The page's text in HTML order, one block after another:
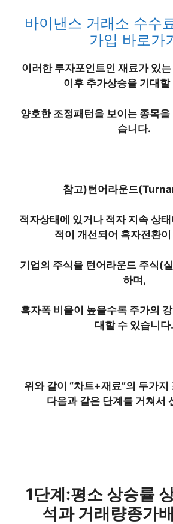
바이낸스 거래소 수수
가입 바로가
이러한 투자포인트인 재료가 있
이후 추가상승을 기대할
양호한 조정패턴을 보이는 종목
습니다.
참고)턴어라운드
적자상태에 있거나 적자 지속 상
적이 개선되어 흑자전환
기업의 주식을 턴어라운드 주식(
하며,
흑자폭 비율이 높을수록 주가의
대할 수 있습니다.
위와 같이 “차트+재료”의 두가지
다음과 같은 단계를 거쳐서
1단계:평소 상승률
석과 거래량종가